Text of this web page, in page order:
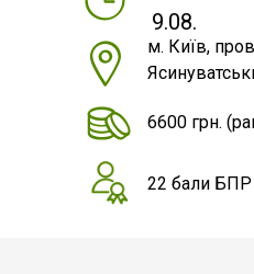
м. Київ,
6600 грн.
22 бали БПР
9.08.